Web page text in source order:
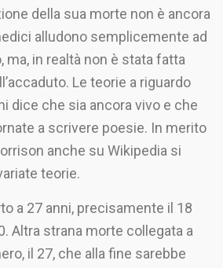
della sua morte non è ancora
alludono semplicemente ad
ma, in realtà non è stata fatta
Le teorie a riguardo
dice che sia ancora vivo e che
a scrivere poesie. In merito
anche su Wikipedia si
teorie.
a 27 anni, precisamente il 18
Altra strana morte collegata a
il 27, che alla fine sarebbe